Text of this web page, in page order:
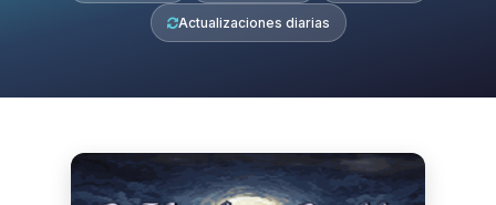
Actualizaciones diarias